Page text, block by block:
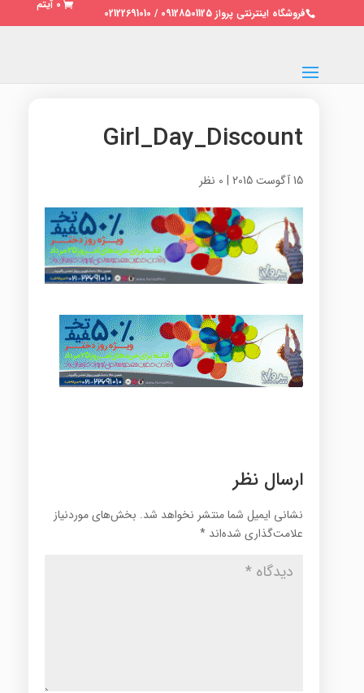
فروشگاه اینترنتی پرواز 09128501125 / 02122691010
0 آیتم
Girl_Day_Discount
15 آگوست 2015 | 0 نظر
ارسال نظر
نشانی ایمیل شما منتشر نخواهد شد. بخش‌های موردنیاز
علامت‌گذاری شده‌اند *